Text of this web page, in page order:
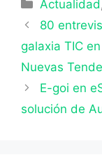
Actualidad
80
galaxia TIC
Nuevas
E-goi en
solución de